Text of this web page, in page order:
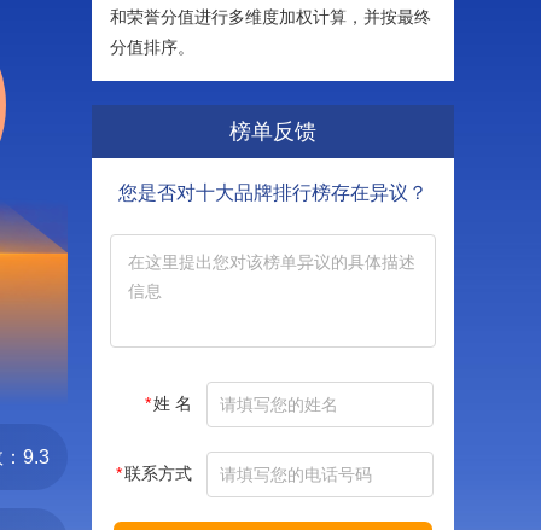
9.3
和荣誉分值进行多维度加权计算，并按最终
分值排序。
榜单反馈
您是否对十大品牌排行榜存在异议？
*姓 名
*联系方式